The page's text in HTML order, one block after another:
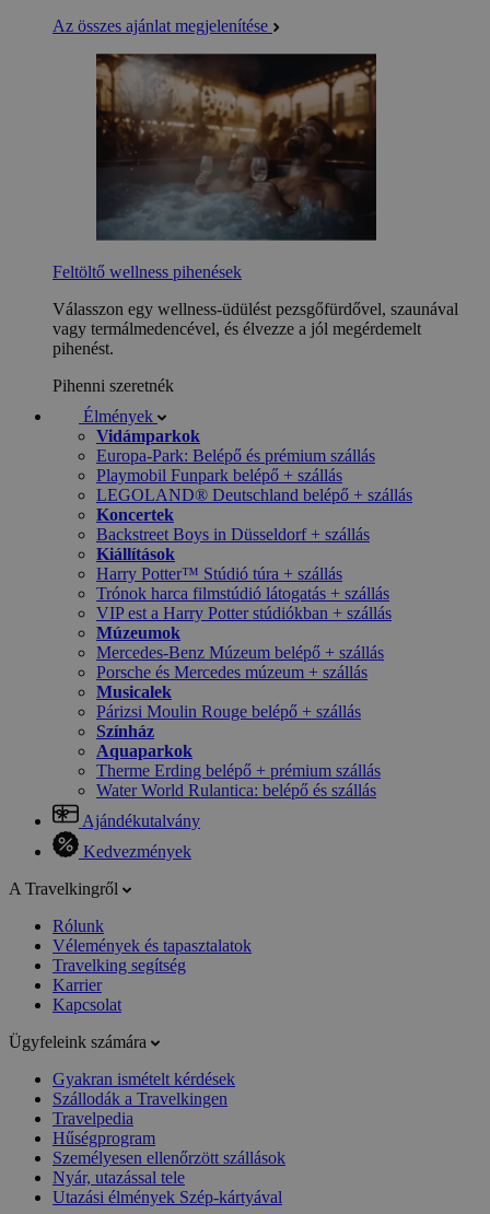
Az összes ajánlat megjelenítése
Feltöltő wellness pihenések
Válasszon egy wellness-üdülést pezsgőfürdővel, szaunával
vagy termálmedencével, és élvezze a jól megérdemelt
pihenést.
Pihenni szeretnék
Élmények
Vidámparkok
Europa-Park: Belépő és prémium szállás
Playmobil Funpark belépő + szállás
LEGOLAND® Deutschland belépő + szállás
Koncertek
Backstreet Boys in Düsseldorf + szállás
Kiállítások
Harry Potter™ Stúdió túra + szállás
Trónok harca filmstúdió látogatás + szállás
VIP est a Harry Potter stúdiókban + szállás
Múzeumok
Mercedes-Benz Múzeum belépő + szállás
Porsche és Mercedes múzeum + szállás
Musicalek
Párizsi Moulin Rouge belépő + szállás
Színház
Aquaparkok
Therme Erding belépő + prémium szállás
Water World Rulantica: belépő és szállás
Ajándékutalvány
Kedvezmények
A Travelkingről
Rólunk
Vélemények és tapasztalatok
Travelking segítség
Karrier
Kapcsolat
Ügyfeleink számára
Gyakran ismételt kérdések
Szállodák a Travelkingen
Travelpedia
Hűségprogram
Személyesen ellenőrzött szállások
Nyár, utazással tele
Utazási élmények Szép-kártyával